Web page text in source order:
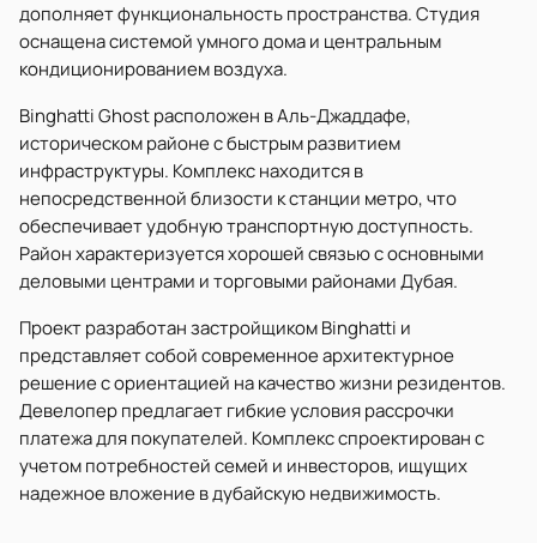
дополняет функциональность пространства. Студия
оснащена системой умного дома и центральным
кондиционированием воздуха.
Binghatti Ghost расположен в Аль-Джаддафе,
историческом районе с быстрым развитием
инфраструктуры. Комплекс находится в
непосредственной близости к станции метро, что
обеспечивает удобную транспортную доступность.
Район характеризуется хорошей связью с основными
деловыми центрами и торговыми районами Дубая.
Проект разработан застройщиком Binghatti и
представляет собой современное архитектурное
решение с ориентацией на качество жизни резидентов.
Девелопер предлагает гибкие условия рассрочки
платежа для покупателей. Комплекс спроектирован с
учетом потребностей семей и инвесторов, ищущих
надежное вложение в дубайскую недвижимость.